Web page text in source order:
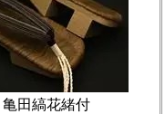
亀田縞花緒付